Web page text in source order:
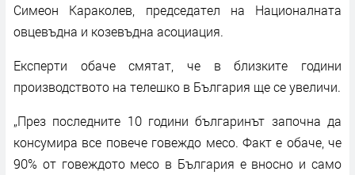
Симеон Караколев, председател на Националната
овцевъдна и козевъдна асоциация.
Експерти обаче смятат, че в близките години
производството на телешко в България ще се увеличи.
„През последните 10 години българинът започна да
консумира все повече говеждо месо. Факт е обаче, че
90% от говеждото месо в България е вносно и само